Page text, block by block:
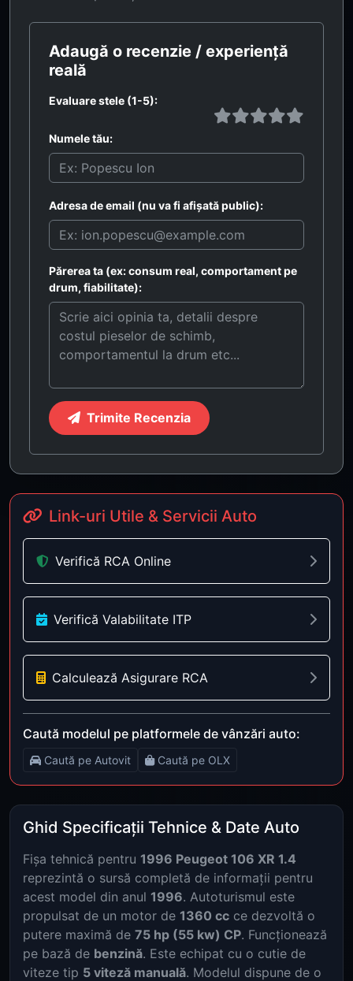
Adaugă o recenzie / experiență
reală
Evaluare stele (1-5):
Numele tău:
Adresa de email (nu va fi afișată public):
Părerea ta (ex: consum real, comportament pe
drum, fiabilitate):
Trimite Recenzia
Link-uri Utile & Servicii Auto
Verifică RCA Online
Verifică Valabilitate ITP
Calculează Asigurare RCA
Caută modelul pe platformele de vânzări auto:
Caută pe Autovit Caută pe OLX
Ghid Specificații Tehnice & Date Auto
Fișa tehnică pentru 1996 Peugeot 106 XR 1.4
reprezintă o sursă completă de informații pentru
acest model din anul 1996. Autoturismul este
propulsat de un motor de 1360 cc ce dezvoltă o
putere maximă de 75 hp (55 kw) CP. Funcționează
pe bază de benzină. Este echipat cu o cutie de
viteze tip 5 viteză manuală. Modelul dispune de o